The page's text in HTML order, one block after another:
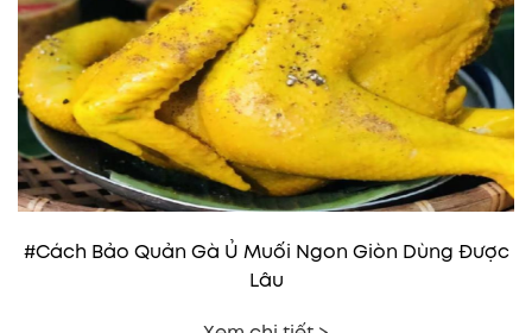
#Cách Bảo Quản Gà Ủ Muối Ngon Giòn Dùng Được
Lâu